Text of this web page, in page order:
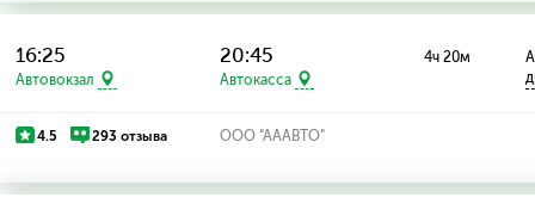
16:25
Автовокзал
20:45
Автокасса
4ч 20м
4.5 293 отзыва ООО "АААВТО"